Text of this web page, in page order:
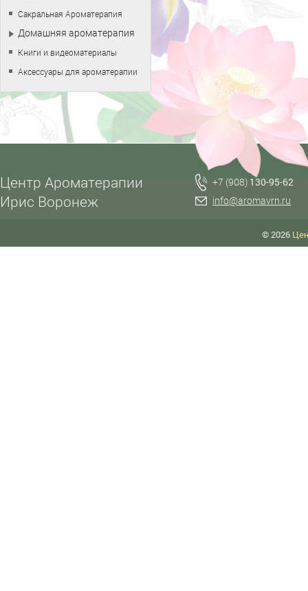
Сакральная Ароматерапия
Домашняя ароматерапия
Книги и видеоматериалы
Аксессуары для ароматерапии
Центр Ароматерапии
Ирис Воронеж
+7 (908) 130-95-62
info@aromavrn.ru
© 2026